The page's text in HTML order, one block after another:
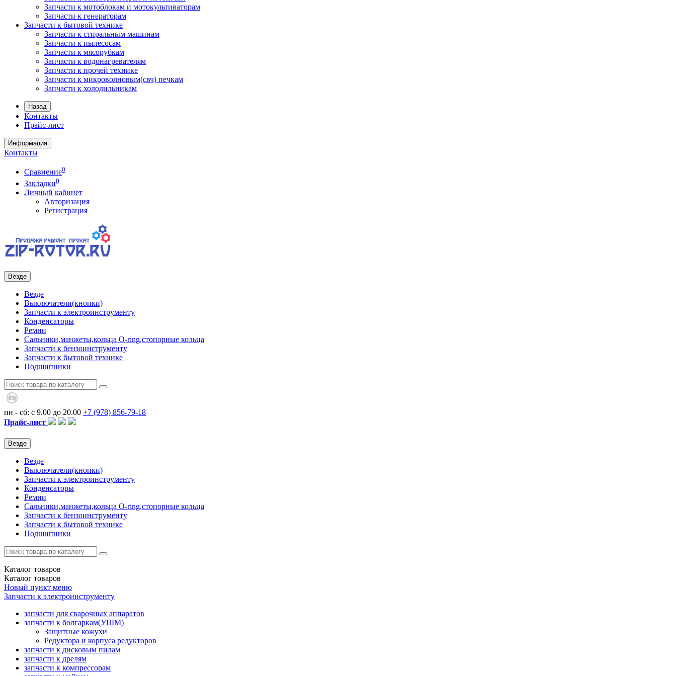
Запчасти к мотоблокам и мотокультиваторам
Запчасти к генераторам
Запчасти к бытовой технике
Запчасти к стиральным машинам
Запчасти к пылесосам
Запчасти к мясорубкам
Запчасти к водонагревателям
Запчасти к прочей технике
Запчасти к микроволновым(свч) печкам
Запчасти к холодильникам
Назад
Контакты
Прайс-лист
Информация
Контакты
Сравнение0
Закладки0
Личный кабинет
Авторизация
Регистрация
Везде
Везде
Выключатели(кнопки)
Запчасти к электроинструменту
Конденсаторы
Ремни
Сальники,манжеты,кольца О-ring,стопорные кольца
Запчасти к бензоинструменту
Запчасти к бытовой технике
Подшипники
пн - сб: с 9.00 до 20.00 +7 (978) 856-79-18
Прайс-лист
Везде
Везде
Выключатели(кнопки)
Запчасти к электроинструменту
Конденсаторы
Ремни
Сальники,манжеты,кольца О-ring,стопорные кольца
Запчасти к бензоинструменту
Запчасти к бытовой технике
Подшипники
Каталог товаров
Каталог товаров
Новый пункт меню
Запчасти к электроинструменту
запчасти для сварочных аппаратов
запчасти к болгаркам(УШМ)
Защитные кожухи
Редуктора и корпуса редукторов
запчасти к дисковым пилам
запчасти к дрелям
запчасти к компрессорам